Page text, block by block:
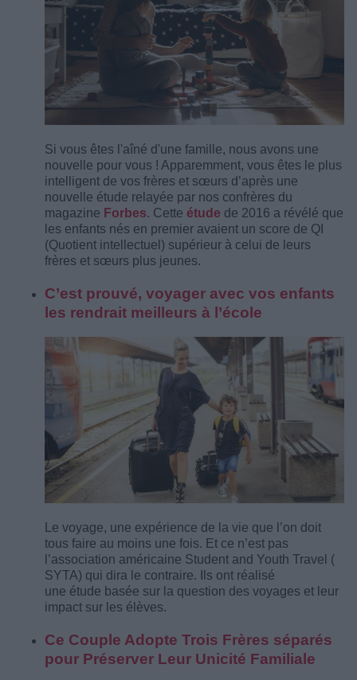
Si vous êtes l'aîné d'une famille, nous avons une
nouvelle pour vous ! Apparemment, vous êtes le plus
intelligent de vos frères et sœurs d’après une
nouvelle étude relayée par nos confrères du
magazine Forbes. Cette étude de 2016 a révélé que
les enfants nés en premier avaient un score de QI
(Quotient intellectuel) supérieur à celui de leurs
frères et sœurs plus jeunes.
C’est prouvé, voyager avec vos enfants
les rendrait meilleurs à l’école
Le voyage, une expérience de la vie que l’on doit
tous faire au moins une fois. Et ce n’est pas
l’association américaine Student and Youth Travel (
SYTA) qui dira le contraire. Ils ont réalisé
une étude basée sur la question des voyages et leur
impact sur les élèves.
Ce Couple Adopte Trois Frères séparés
pour Préserver Leur Unicité Familiale